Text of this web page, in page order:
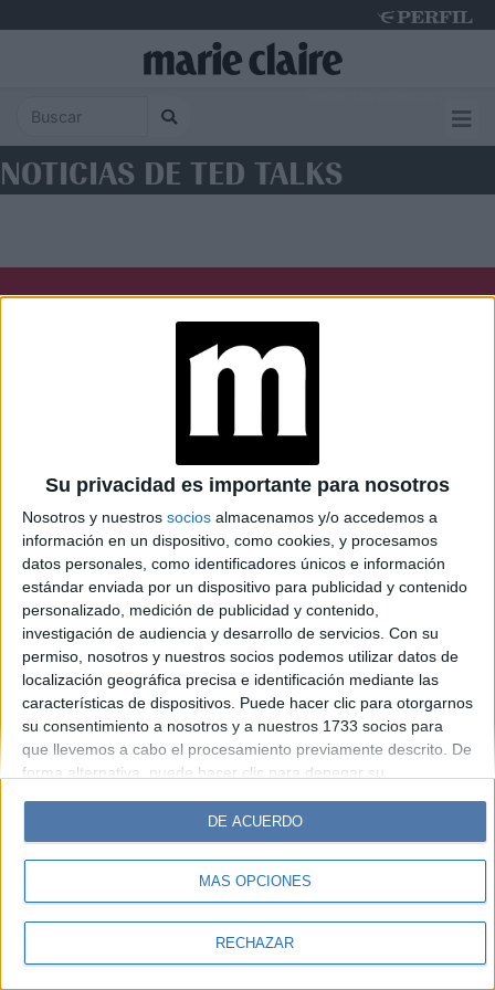
Su privacidad es importante para nosotros
Nosotros y nuestros socios almacenamos y/o accedemos a
información en un dispositivo, como cookies, y procesamos
datos personales, como identificadores únicos e información
estándar enviada por un dispositivo para publicidad y contenido
personalizado, medición de publicidad y contenido,
investigación de audiencia y desarrollo de servicios. Con su
permiso, nosotros y nuestros socios podemos utilizar datos de
localización geográfica precisa e identificación mediante las
características de dispositivos. Puede hacer clic para otorgarnos
su consentimiento a nosotros y a nuestros 1733 socios para
que llevemos a cabo el procesamiento previamente descrito. De
forma alternativa, puede hacer clic para denegar su
cambiar sus preferencias antes de otorgar su consentimiento.
Tenga en cuenta que algún procesamiento de sus datos
personales puede no requerir de su consentimiento, pero usted
tiene el derecho de rechazar tal procesamiento. Sus
sus preferencias o retirar su consentimiento en cualquier
MÁS OPCIONES
RECHAZAR
DE ACUERDO
NOTICIAS DE TED TALKS
Caras Noticias
Weekend Parabrisas
Look
Luz Mía Lunateen Break BATimes
© Perfil.com 2006-2019 - Todos los derechos reservados
Registro de Propiedad Intelectual: Nro. 5346433